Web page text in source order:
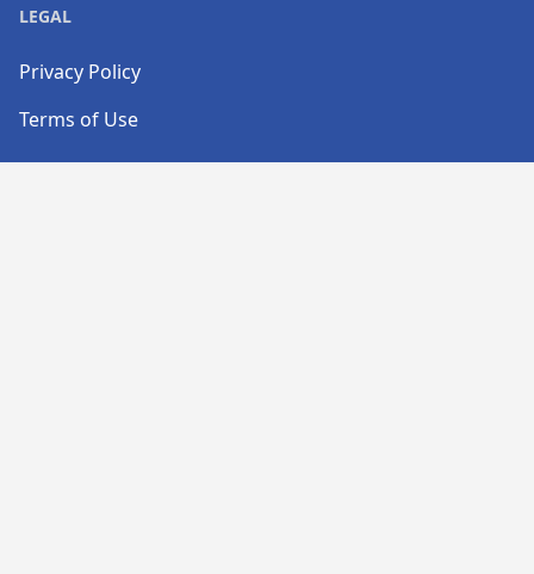
LEGAL
Privacy Policy
Terms of Use